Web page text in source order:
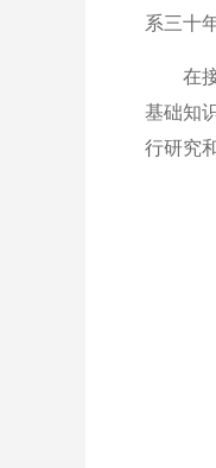
系三十
在接
基础知
行研究